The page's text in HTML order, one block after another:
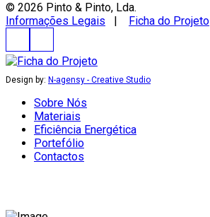
© 2026 Pinto & Pinto, Lda.
Informações Legais | Ficha do Projeto
Design by: N-agensy - Creative Studio
Sobre Nós
Materiais
Eficiência Energética
Portefólio
Contactos